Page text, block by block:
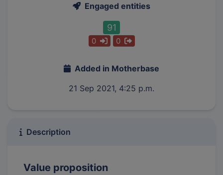
Engaged entities
91
0 0
Added in Motherbase
21 Sep 2021, 4:25 p.m.
Description
Value proposition